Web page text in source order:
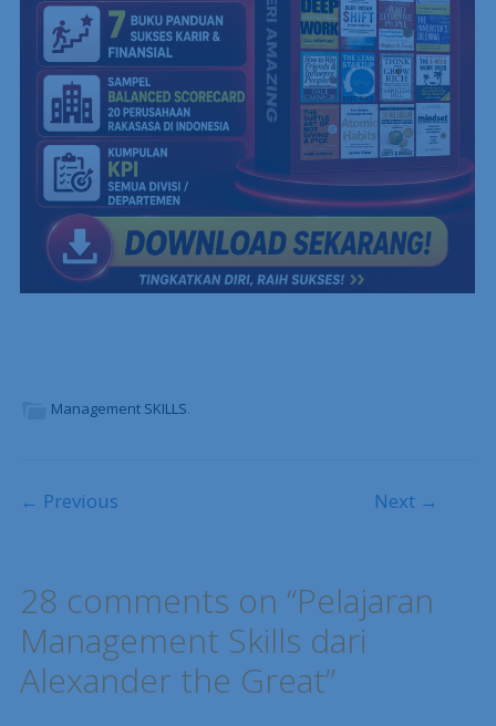
Management SKILLS.
Post navigation
← Previous Next →
28 comments on “Pelajaran
Management Skills dari
Alexander the Great”